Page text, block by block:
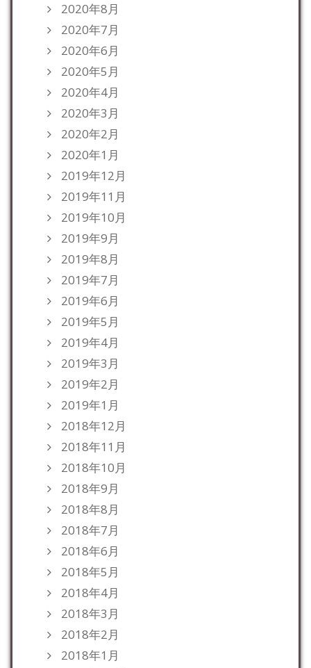
2020年8月
2020年7月
2020年6月
2020年5月
2020年4月
2020年3月
2020年2月
2020年1月
2019年12月
2019年11月
2019年10月
2019年9月
2019年8月
2019年7月
2019年6月
2019年5月
2019年4月
2019年3月
2019年2月
2019年1月
2018年12月
2018年11月
2018年10月
2018年9月
2018年8月
2018年7月
2018年6月
2018年5月
2018年4月
2018年3月
2018年2月
2018年1月